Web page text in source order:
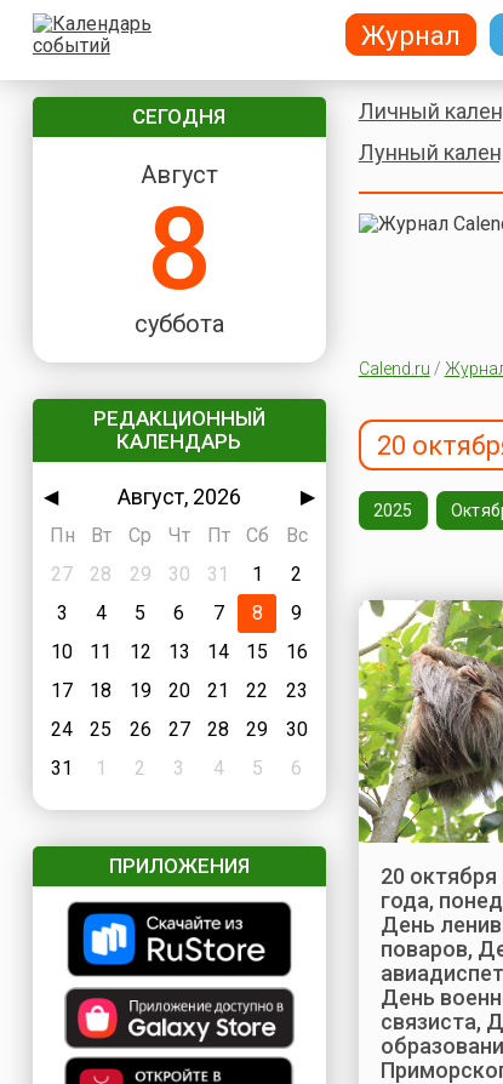
СЕГОДНЯ
Август
8
суббота
РЕДАКЦИОННЫЙ
КАЛЕНДАРЬ
◀ Август, 2026
▶
Пн
Вт Ср Чт Пт Сб
Вс
27
28 29 30 31 1
2
3
4 5 6 7 8
9
10
11 12 13 14 15
16
17
18 19 20 21 22
23
24
25 26 27 28 29
30
31
1 2 3 4 5 6
ПРИЛОЖЕНИЯ
Личный
Лунный
Calend.ru /
20
2025
20 октября
года,
День
поваров,
День
связиста,
Журнал